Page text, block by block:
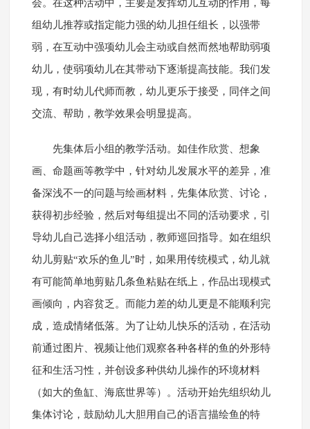
会。在这种活动中，主要是发挥幼儿互动的作用，每
组幼儿推荐或指定能力强的幼儿担任组长，以强带
弱，在互动中强项幼儿会主动或自然而然地帮助弱项
幼儿，使弱项幼儿在其带动下逐渐提高技能。我们发
现，有时幼儿代师而教，幼儿更乐于接受，同伴之间
交流、帮助，教学效果会明显提高。
先集体后小组的教学活动。如佳作欣赏、想象
画、命题画等教学中，针对幼儿发展水平的差异，准
备深浅不一的问题与绘画材料，先集体欣赏、讨论，
获得初步经验，然后对每组提出不同的活动要求，引
导幼儿自己选择小组活动，教师巡回指导。如在组织
幼儿剪贴“欢乐的鱼儿”时，如果用传统模式，幼儿就
有可能简单地剪贴几条鱼粘贴在纸上，作品出现模式
画倾向，内容贫乏。而能力差的幼儿更是不能顺利完
成，造成情绪低落。为了让幼儿快乐的活动，在活动
前通过图片、视频让他们观察各种各样的鱼的外形特
征和生活习性，并创设多种供幼儿操作的环境材料
（如大的鱼缸、海底世界等）。活动开始先组织幼儿
集体讨论，鼓励幼儿大胆用自己的语言描绘鱼的特